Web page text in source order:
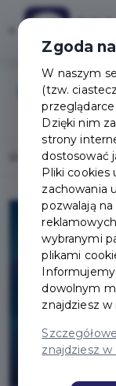
Home Lista
Zgoda
W naszym
(tzw.
Dzięki nim
strony
dostosować
Pliki cookies
zachowania
pozwalają
wybranymi
plikami
dowolnym
znajdziesz w
znajdziesz